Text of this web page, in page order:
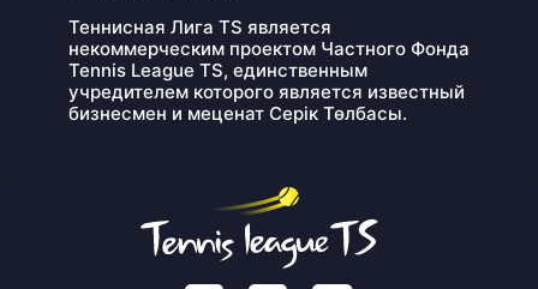
Теннисная Лига ТS является
некоммерческим проектом Частного Фонда
Tennis League TS, единственным
учредителем которого является известный
бизнесмен и меценат Серік Төлбасы.